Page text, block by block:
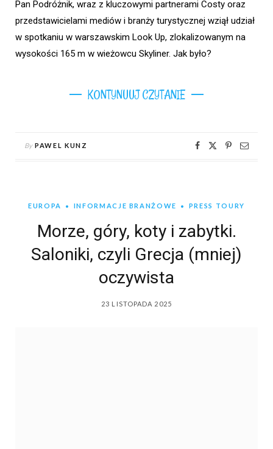
Pan Podróżnik, wraz z kluczowymi partnerami Costy oraz
przedstawicielami mediów i branży turystycznej wziął udział
w spotkaniu w warszawskim Look Up, zlokalizowanym na
wysokości 165 m w wieżowcu Skyliner. Jak było?
KONTYNUUJ CZYTANIE
By PAWEL KUNZ
EUROPA INFORMACJE BRANŻOWE PRESS TOURY
Morze, góry, koty i zabytki.
Saloniki, czyli Grecja (mniej)
oczywista
23 LISTOPADA 2025